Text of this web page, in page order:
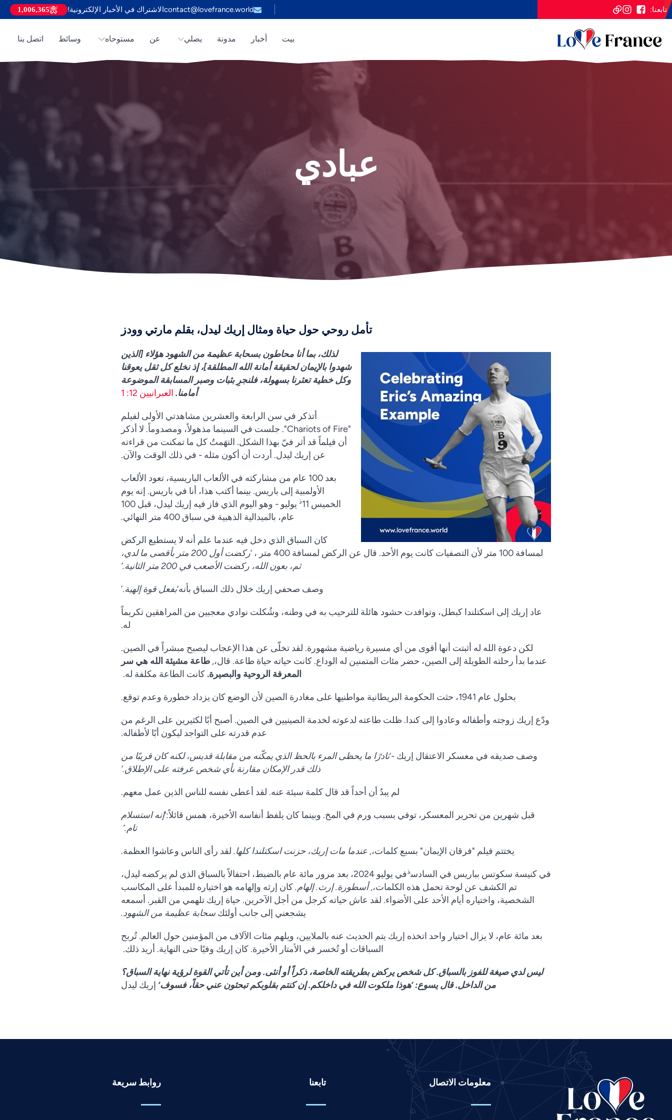
تابعنا: contact@lovefrance.worldالاشتراك في الأخبار الإلكترونية! 1,006,365
بيت أخبار مدونة يصلي عن مستوحاه وسائط اتصل بنا
عبادي
تأمل روحي حول حياة ومثال إريك ليدل، بقلم مارتي وودز
لذلك، بما أنا محاطون بسحابة عظيمة من الشهود هؤلاء [الذين
شهدوا بالإيمان لحقيقة أمانة الله المطلقة]، إذ نخلع كل ثقل يعوقنا
وكل خطية تعثرنا بسهولة، فلنجرِ بثبات وصبر المسابقة الموضوعة
أمامنا. العبرانيين 12: 1
أتذكر في سن الرابعة والعشرين مشاهدتي الأولى لفيلم
"Chariots of Fire". جلست في السينما مذهولاً، ومصدوماً. لا أذكر
أن فيلماً قد أثر فيّ بهذا الشكل. التهَمتُ كل ما تمكنت من قراءته
عن إريك ليدل. أردت أن أكون مثله - في ذلك الوقت والآن.
بعد 100 عام من مشاركته في الألعاب الباريسية، تعود الألعاب
الأولمبية إلى باريس. بينما أكتب هذا، أنا في باريس. إنه يوم
الخميس 11
ذ
يوليو - وهو اليوم الذي فاز فيه إريك ليدل، قبل 100
عام، بالميدالية الذهبية في سباق 400 متر النهائي.
كان السباق الذي دخل فيه عندما علم أنه لا يستطيع الركض
لمسافة 100 متر لأن التصفيات كانت يوم الأحد. قال عن الركض لمسافة 400 متر ، ‘
ركضت أول 200 متر بأقصى ما لدي،
ثم، بعون الله، ركضت الأصعب في 200 متر الثانية.
’
وصف صحفي إريك خلال ذلك السباق بأنه‘بفعل قوة إلهية.’
عاد إريك إلى اسكتلندا كبطل، وتوافدت حشود هائلة للترحيب به في وطنه، وشُكلت نوادي معجبين من المراهقين تكريماً
له.
لكن دعوة الله له أثبتت أنها أقوى من أي مسيرة رياضية مشهورة. لقد تخلّى عن هذا الإعجاب ليصبح مبشراً في الصين.
عندما بدأ رحلته الطويلة إلى الصين، حضر مئات المتمنين له الوداع. كانت حياته حياة طاعة. قال،, طاعة مشيئة الله هي سر
المعرفة الروحية والبصيرة.كانت الطاعة مكلفة له.
بحلول عام 1941، حثت الحكومة البريطانية مواطنيها على مغادرة الصين لأن الوضع كان يزداد خطورة وعدم توقع.
ودّع إريك زوجته وأطفاله وعادوا إلى كندا. ظلت طاعته لدعوته لخدمة الصينيين في الصين. أصبح أبًا لكثيرين على الرغم من
عدم قدرته على التواجد ليكون أبًا لأطفاله.
وصف صديقه في معسكر الاعتقال إريك -‘نادرًا ما يحظى المرء بالحظ الذي يمكّنه من مقابلة قديس، لكنه كان قريبًا من
ذلك قدر الإمكان مقارنة بأي شخص عرفته على الإطلاق.’
لم يبدُ أن أحداً قد قال كلمة سيئة عنه. لقد أعطى نفسه للناس الذين عمل معهم.
قبل شهرين من تحرير المعسكر، توفي بسبب ورم في المخ. وبينما كان يلفظ أنفاسه الأخيرة، همس قائلاً:‘إنه استسلام
تام.’
يختتم فيلم "فرقان الإيمان" بسبع كلمات،, عندما مات إريك، حزنت اسكتلندا كلها. لقد رأى الناس وعاشوا العظمة.
في كنيسة سكوتس بباريس في السادسذ
في يوليو 2024، بعد مرور مائة عام بالضبط، احتفالاً بالسباق الذي لم يركضه ليدل،
تم الكشف عن لوحة تحمل هذه الكلمات،,أسطورة. إرث. إلهام.كان إرثه وإلهامه هو اختياره للمبدأ على المكاسب
الشخصية، واختياره أيام الأحد على الأضواء. لقد عاش حياته كرجل من أجل الآخرين. حياة إريك تلهمي من القبر. أسمعه
يشجعني إلى جانب أولئك سحابة عظيمة من الشهود.
بعد مائة عام، لا يزال اختيار واحد اتخذه إريك يتم الحديث عنه بالملايين، ويلهم مئات الآلاف من المؤمنين حول العالم. تُربح
السباقات أو تُخسر في الأمتار الأخيرة. كان إريك وفيًا حتى النهاية. أريد ذلك.
ليس لدي صيغة للفوز بالسباق. كل شخص يركض بطريقته الخاصة، ذكراً أو أنثى. ومن أين تأتي القوة لرؤية نهاية السباق؟
من الداخل. قال يسوع: ‘هوذا ملكوت الله في داخلكم. إن كنتم بقلوبكم تبحثون عني حقاً، فسوف’ إريك ليدل
معلومات الاتصال تابعنا روابط سريعة
French
German
Gujarati
Hindi
Indonesian